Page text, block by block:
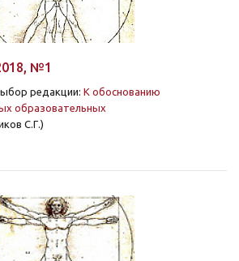
№1
редакции: К обоснованию
образовательных
С.Г.)